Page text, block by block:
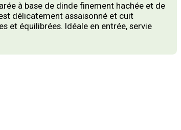
à base de dinde finement hachée et de
délicatement assaisonné et cuit
et équilibrées. Idéale en entrée, servie